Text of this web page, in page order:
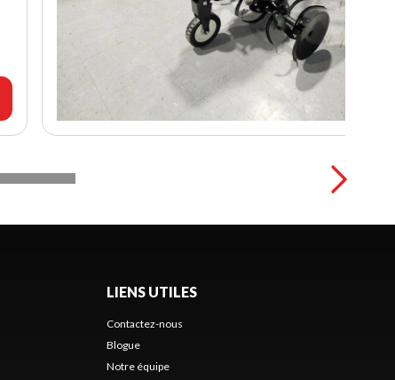
LIENS UTILES
Contactez-nous
Blogue
Notre équipe